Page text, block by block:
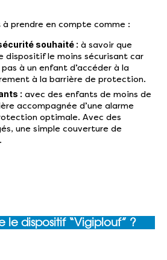
à prendre en compte comme :
souhaité : à savoir que
dispositif le moins sécurisant car
pas à un enfant d’accéder à la
à la barrière de protection.
: avec des enfants de moins de
accompagnée d’une alarme
optimale. Avec des
une simple couverture de
le dispositif “Vigiplouf” ?